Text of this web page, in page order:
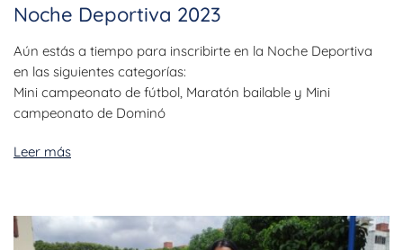
Noche Deportiva 2023
Aún estás a tiempo para inscribirte en la Noche Deportiva
en las siguientes categorías:
Mini campeonato de fútbol, Maratón bailable y Mini
campeonato de Dominó
Leer más